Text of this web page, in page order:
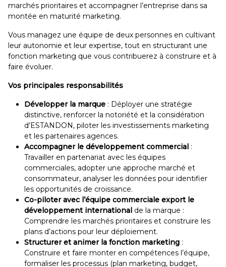
marchés prioritaires et accompagner l’entreprise dans sa
montée en maturité marketing.
Vous managez une équipe de deux personnes en cultivant
leur autonomie et leur expertise, tout en structurant une
fonction marketing que vous contribuerez à construire et à
faire évoluer.
Vos principales responsabilités
Développer la marque : Déployer une stratégie
distinctive, renforcer la notoriété et la considération
d’ESTANDON, piloter les investissements marketing
et les partenaires agences.
Accompagner le développement commercial :
Travailler en partenariat avec les équipes
commerciales, adopter une approche marché et
consommateur, analyser les données pour identifier
les opportunités de croissance.
Co-piloter avec l’équipe commerciale export le
développement international de la marque :
Comprendre les marchés prioritaires et construire les
plans d’actions pour leur déploiement.
Structurer et animer la fonction marketing :
Construire et faire monter en compétences l’équipe,
formaliser les processus (plan marketing, budget,